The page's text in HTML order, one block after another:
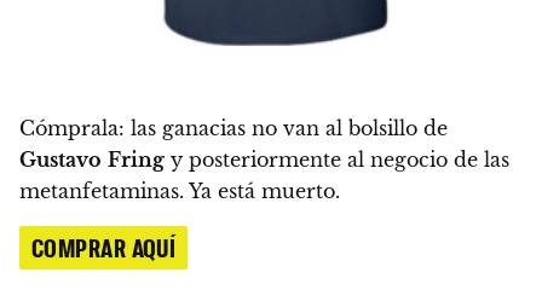
Cómprala: las ganacias no van al bolsillo de
Gustavo Fring y posteriormente al negocio de las
metanfetaminas. Ya está muerto.
COMPRAR AQUÍ